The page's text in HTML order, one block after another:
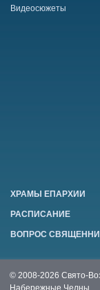
Видеосюжеты
ХРАМЫ ЕПАРХИИ
РАСПИСАНИЕ
ВОПРОС
© 2008-2026 Свято-